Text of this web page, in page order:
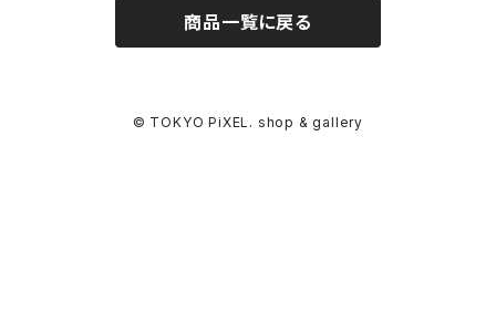
商品一覧に戻る
© TOKYO PiXEL. shop & gallery